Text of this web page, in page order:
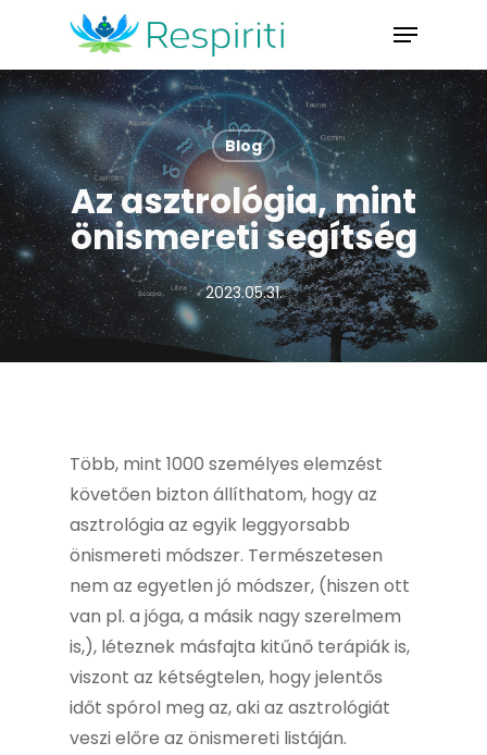
main
content
Menu
Blog
Az asztrológia, mint
önismereti segítség
2023.05.31.
Több, mint 1000 személyes elemzést
követően bizton állíthatom, hogy az
asztrológia az egyik leggyorsabb
önismereti módszer. Természetesen
nem az egyetlen jó módszer, (hiszen ott
van pl. a jóga, a másik nagy szerelmem
is,), léteznek másfajta kitűnő terápiák is,
viszont az kétségtelen, hogy jelentős
időt spórol meg az, aki az asztrológiát
veszi előre az önismereti listáján.
Close
Menu